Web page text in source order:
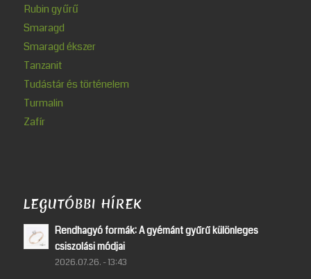
Rubin gyűrű
Smaragd
Smaragd ékszer
Tanzanit
Tudástár és történelem
Turmalin
Zafír
LEGUTÓBBI HÍREK
Rendhagyó formák: A gyémánt gyűrű különleges
csiszolási módjai
2026.07.26. - 13:43